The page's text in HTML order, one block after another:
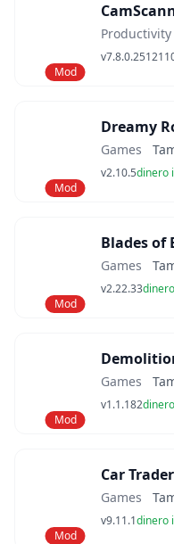
Mod
Productivity
Mod
Dreamy
Games
v2.10.5dinero
Mod
Blades of
Games
v2.22.33
Mod
Games
v1.1.182
Mod
Games
v9.11.1dinero